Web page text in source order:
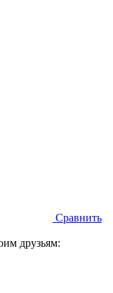
Сравнить
друзьям: